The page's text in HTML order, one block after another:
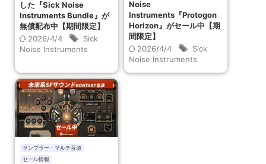
した『Sick Noise
Instruments Bundle』が
無償配布中【期間限定】
2026/4/4
Sick
Noise Instruments
Noise
Instruments『Protogon
Horizon』がセール中【期
間限定】
2026/4/4
Sick
Noise Instruments
サンプラー・マルチ音源
セール情報